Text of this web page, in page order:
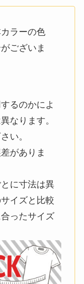
ラーの色
ございま
るのかによ
なります。
い。
がありま
に寸法は異
イズと比較
ったサイズ